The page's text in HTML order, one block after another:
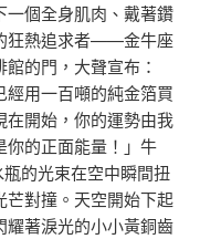
一個全身肌肉、戴著鑽
狂熱追求者——金牛座
的門，大聲宣布：
經用一百噸的純金箔買
在開始，你的運勢由我
你的正面能量！」牛
的光束在空中瞬間扭
芒對撞。天空開始下起
耀著淚光的小小黃銅齒